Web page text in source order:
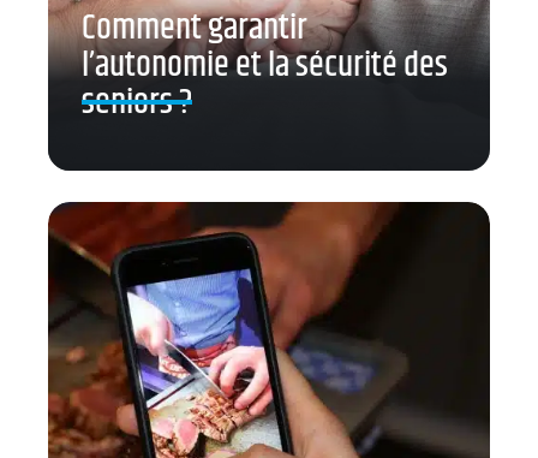
Comment garantir
l’autonomie et la sécurité des
seniors ?